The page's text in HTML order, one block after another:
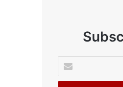
your
Email